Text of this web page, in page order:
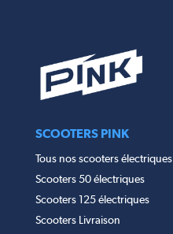
SCOOTERS PINK
Tous nos scooters électriques
Scooters 50 électriques
Scooters 125 électriques
Scooters Livraison